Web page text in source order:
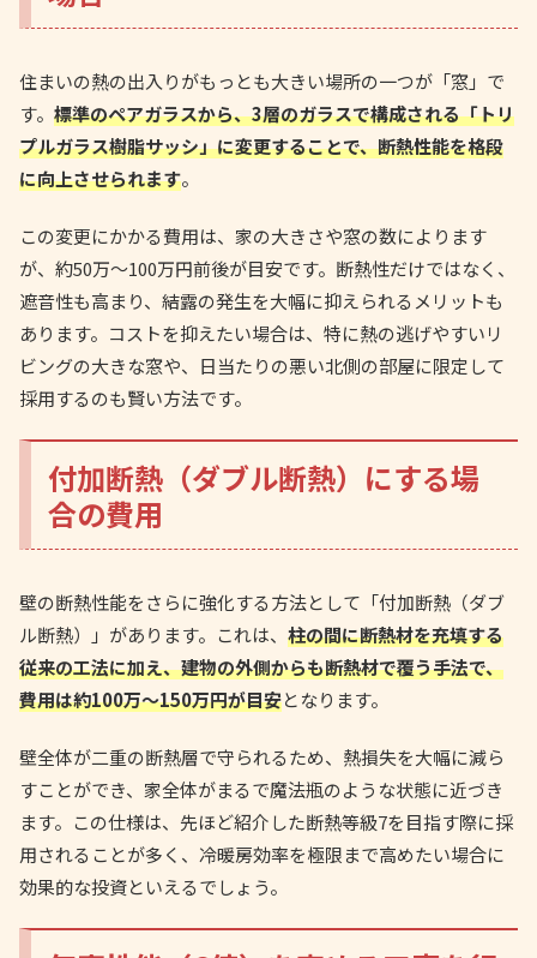
住まいの熱の出入りがもっとも大きい場所の一つが「窓」で
す。 標準のペアガラスから、3層のガラスで構成される「トリ
プルガラス樹脂サッシ」に変更することで、断熱性能を格段
に向上させられます。
この変更にかかる費用は、家の大きさや窓の数によります
が、約50万〜100万円前後が目安です。断熱性だけではなく、
遮音性も高まり、結露の発生を大幅に抑えられるメリットも
あります。コストを抑えたい場合は、特に熱の逃げやすいリ
ビングの大きな窓や、日当たりの悪い北側の部屋に限定して
採用するのも賢い方法です。
付加断熱（ダブル断熱）にする場
合の費用
壁の断熱性能をさらに強化する方法として「付加断熱（ダブ
ル断熱）」があります。これは、 柱の間に断熱材を充填する
従来の工法に加え、建物の外側からも断熱材で覆う手法で、
費用は約100万〜150万円が目安となります。
壁全体が二重の断熱層で守られるため、熱損失を大幅に減ら
すことができ、家全体がまるで魔法瓶のような状態に近づき
ます。この仕様は、先ほど紹介した断熱等級7を目指す際に採
用されることが多く、冷暖房効率を極限まで高めたい場合に
効果的な投資といえるでしょう。